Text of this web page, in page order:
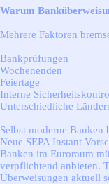
Warum
Mehrere Faktoren
Bankprüfungen
Wochenenden
Feiertage
Interne
Unterschiedliche
Selbst moderne
Neue SEPA Instant
Banken im Euroraum
verpflichtend anbieten.
Überweisungen aktuell